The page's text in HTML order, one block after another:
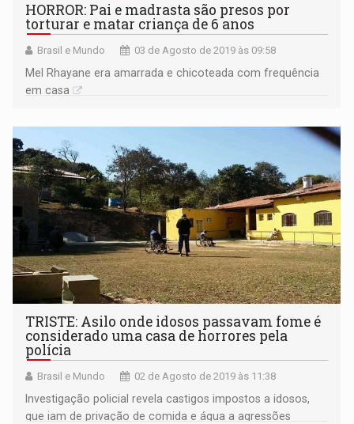
HORROR: Pai e madrasta são presos por
torturar e matar criança de 6 anos
Brasil e Mundo 03 de Agosto de 2019 às 09:58
Mel Rhayane era amarrada e chicoteada com frequência
em casa
TRISTE: Asilo onde idosos passavam fome é
considerado uma casa de horrores pela
polícia
Brasil e Mundo 02 de Agosto de 2019 às 11:38
Investigação policial revela castigos impostos a idosos,
que iam de privação de comida e água a agressões